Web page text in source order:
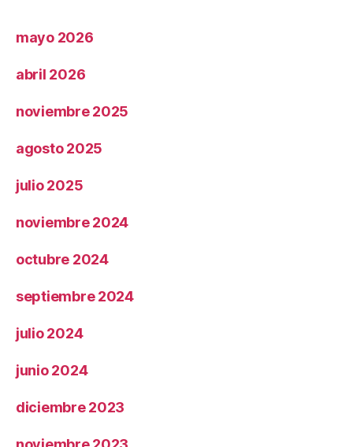
mayo 2026
abril 2026
noviembre 2025
agosto 2025
julio 2025
noviembre 2024
octubre 2024
septiembre 2024
julio 2024
junio 2024
diciembre 2023